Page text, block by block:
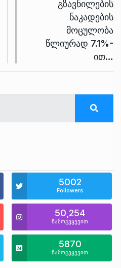
გზავნილების
ნაკადების
მოცულობა
წლიურად 7.1%-
ით…
5002
Followers
50,254
წამოგვყევით
5870
წამოგვყევით